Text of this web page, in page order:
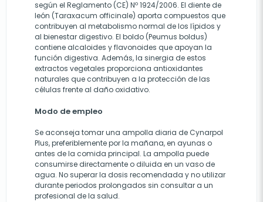
según el Reglamento (CE) Nº 1924/2006. El diente de
león (Taraxacum officinale) aporta compuestos que
contribuyen al metabolismo normal de los lípidos y
al bienestar digestivo. El boldo (Peumus boldus)
contiene alcaloides y flavonoides que apoyan la
función digestiva. Además, la sinergia de estos
extractos vegetales proporciona antioxidantes
naturales que contribuyen a la protección de las
células frente al daño oxidativo.
Modo de empleo
Se aconseja tomar una ampolla diaria de Cynarpol
Plus, preferiblemente por la mañana, en ayunas o
antes de la comida principal. La ampolla puede
consumirse directamente o diluida en un vaso de
agua. No superar la dosis recomendada y no utilizar
durante periodos prolongados sin consultar a un
profesional de la salud.